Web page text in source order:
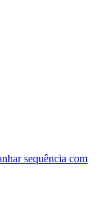
sequência com